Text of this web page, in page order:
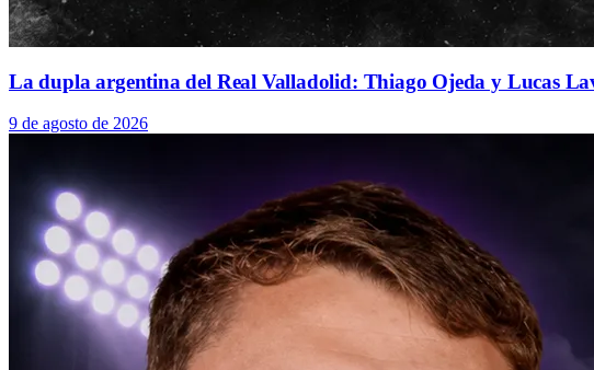
La dupla argentina del Real Valladolid: Thiago Ojeda y Lucas
9 de agosto de 2026